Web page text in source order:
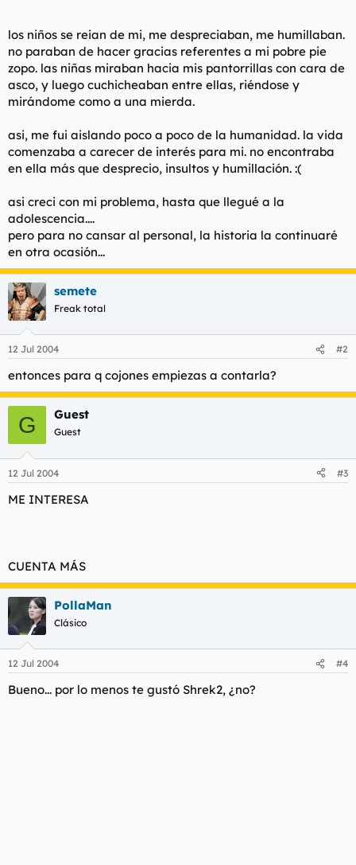
los niños se reian de mi, me despreciaban, me humillaban.
no paraban de hacer gracias referentes a mi pobre pie
zopo. las niñas miraban hacia mis pantorrillas con cara de
asco, y luego cuchicheaban entre ellas, riéndose y
mirándome como a una mierda.
asi, me fui aislando poco a poco de la humanidad. la vida
comenzaba a carecer de interés para mi. no encontraba
en ella más que desprecio, insultos y humillación. :(
asi creci con mi problema, hasta que llegué a la
adolescencia....
pero para no cansar al personal, la historia la continuaré
en otra ocasión...
semete
Freak total
12 Jul 2004 #2
entonces para q cojones empiezas a contarla?
G Guest
Guest
12 Jul 2004 #3
ME INTERESA
CUENTA MÁS
PollaMan
Clásico
12 Jul 2004 #4
Bueno... por lo menos te gustó Shrek2, ¿no?